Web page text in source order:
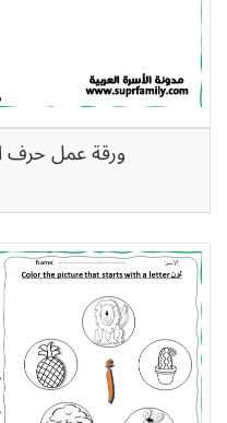
ورقة عمل حرف